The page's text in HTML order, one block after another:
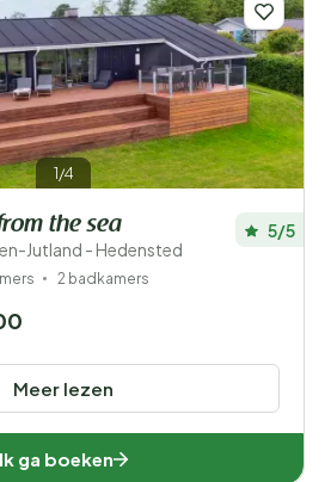
1/4
the sea
Jutland - Hedensted
5/5
2 badkamers
Meer lezen
Ik ga boeken